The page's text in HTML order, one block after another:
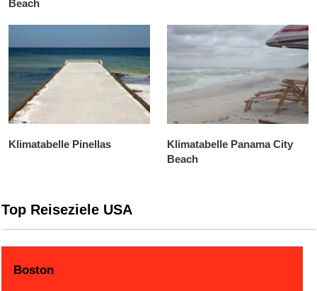
Beach
Klimatabelle Pinellas
Klimatabelle Panama City
Beach
Top Reiseziele USA
Boston